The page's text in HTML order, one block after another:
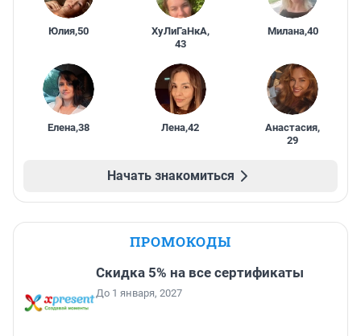
Юлия,50 ХуЛиГаНкА,
43
Милана,40
Елена,38 Лена,42 Анастасия,
29
Начать знакомиться
ПРОМОКОДЫ
Скидка 5% на все сертификаты
До 1 января, 2027